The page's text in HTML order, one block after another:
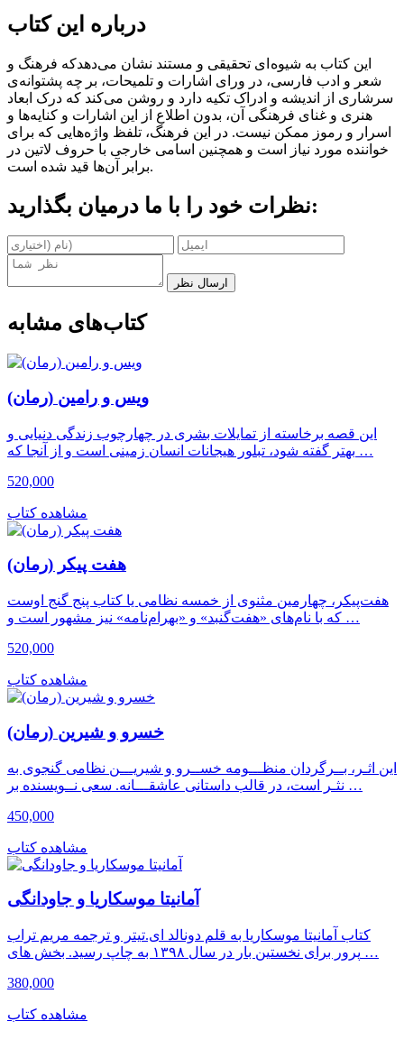
درباره این کتاب
این کتاب به شیوه ای تحقیقی و مستند نشان می‌دهدکه فرهنگ و
شعر و ادب فارسی، در ورای اشارات و تلمیحات، بر چه پشتوانه‌ی
سرشاری از اندیشه و ادراک تکیه دارد و روشن می‌کند که درک ابعاد
هنری و غنای فرهنگی آن، بدون اطلاع از این اشارات و کنایه‌ها و
اسرار و رموز ممکن نیست. در این فرهنگ، تلفظ واژه‏‌هایی که برای
خواننده مورد نیاز است و همچنین اسامی خارجی با حروف لاتین در
برابر آن‌ها قید شده‏‌ است.
نظرات خود را با ما درمیان بگذارید:
ارسال نظر
کتاب‌های مشابه
ویس و رامین (رمان)
این قصه برخاسته از تمایلات بشری در چهارچوب زندگی دنیایی و
بهتر گفته شود، تبلور هیجانات انسان زمینی است و از آنجا که …
520,000
مشاهده کتاب
هفت پیکر (رمان)
هفت‌پیکر، چهارمین مثنوی از خمسه نظامی یا کتاب پنج گنج اوست
که با نام‌های «هفت‌گنبد» و «بهرام‌نامه» نیز مشهور است و …
520,000
مشاهده کتاب
خسرو و شیرین (رمان)
این اثـر، بــرگردان منظـــومه خســرو و شیریـــن نظامی گنجوی به
نثـر است، در قالب داستانی عاشقـــانه. سعی نــویسنده بر …
450,000
مشاهده کتاب
آمانیتا موسکاریا و جاودانگی
کتاب آمانیتا موسکاریا به قلم دونالد ای.تیتر و ترجمه مریم تراب
پرور برای نخستین بار در سال ۱۳۹۸ به چاپ رسید. بخش های …
380,000
مشاهده کتاب